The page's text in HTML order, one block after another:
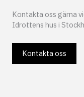
Kontakta oss gärna
Idrottens hus i
Kontakta oss